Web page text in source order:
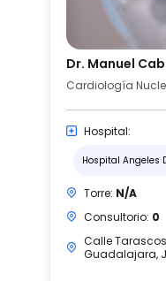
Dr. Manuel
Cardiología
Hospital:
Hospital Angeles
Torre: N/A
Consultorio: 0
Calle
Guadalajara,